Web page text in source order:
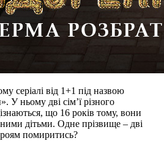
серіалі від 1+1 під назвою
ньому дві сім’ї різного
що 16 років тому, вони
дітьми. Одне прізвище – дві
помиритись?